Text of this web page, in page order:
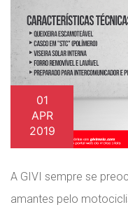
01
APR
2019
A GIVI sempre se
amantes pelo